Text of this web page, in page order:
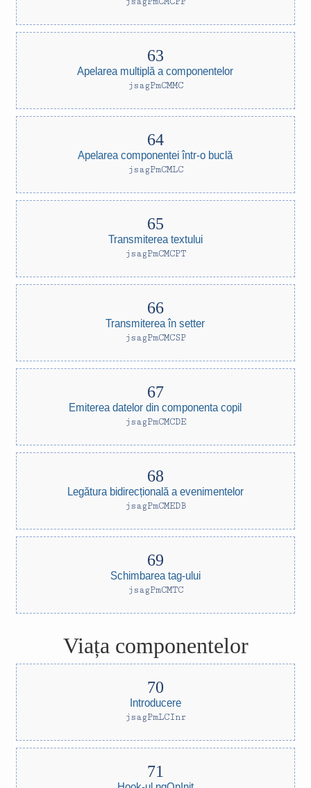
Apelarea multiplă a componentelor
jsagPmCMMC
Apelarea componentei într-o buclă
jsagPmCMLC
Transmiterea textului
jsagPmCMCPT
Transmiterea în setter
jsagPmCMCSP
Emiterea datelor din componenta copil
jsagPmCMCDE
Legătura bidirecțională a evenimentelor
jsagPmCMEDB
Schimbarea tag-ului
jsagPmCMTC
Viața componentelor
Introducere
jsagPmLCInr